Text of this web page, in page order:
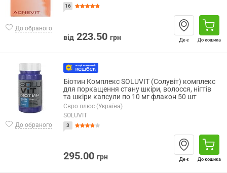
До обраного
16
від 223.50 грн Де є До кошика
До обраного
Біотин Комплекс SOLUVIT (Солувіт) комплекс
для поркащення стану шкіри, волосся, нігтів
та шкіри капсули по 10 мг флакон 50 шт
Євро плюс (Україна)
SOLUVIT
3
295.00 грн Де є До кошика